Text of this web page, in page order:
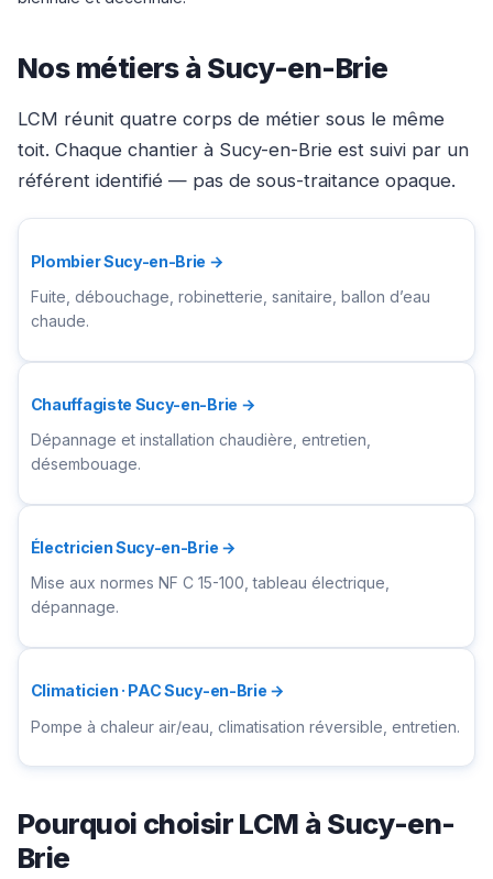
Nos métiers à Sucy-en-Brie
LCM réunit quatre corps de métier sous le même
toit. Chaque chantier à Sucy-en-Brie est suivi par un
référent identifié — pas de sous-traitance opaque.
Plombier Sucy-en-Brie →
Fuite, débouchage, robinetterie, sanitaire, ballon d’eau
chaude.
Chauffagiste Sucy-en-Brie →
Dépannage et installation chaudière, entretien,
désembouage.
Électricien Sucy-en-Brie →
Mise aux normes NF C 15-100, tableau électrique,
dépannage.
Climaticien · PAC Sucy-en-Brie →
Pompe à chaleur air/eau, climatisation réversible, entretien.
Pourquoi choisir LCM à Sucy-en-
Brie